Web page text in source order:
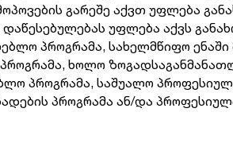
გარეშე აქვთ უფლება
უფლება აქვს
პროგრამა, სახელმწიფო
ხოლო
პროგრამა, საშუალო
პროგრამა ან/და